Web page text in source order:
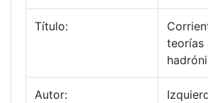
Título:
teorías
Autor: